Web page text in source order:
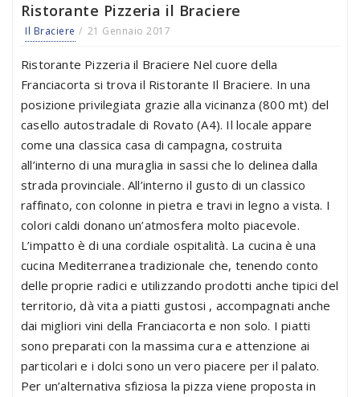
Ristorante Pizzeria il Braciere
Il Braciere 21 Gennaio 2017
Ristorante Pizzeria il Braciere Nel cuore della
Franciacorta si trova il Ristorante Il Braciere. In una
posizione privilegiata grazie alla vicinanza (800 mt) del
casello autostradale di Rovato (A4). Il locale appare
come una classica casa di campagna, costruita
all’interno di una muraglia in sassi che lo delinea dalla
strada provinciale. All’interno il gusto di un classico
raffinato, con colonne in pietra e travi in legno a vista. I
colori caldi donano un’atmosfera molto piacevole.
L’impatto è di una cordiale ospitalità. La cucina è una
cucina Mediterranea tradizionale che, tenendo conto
delle proprie radici e utilizzando prodotti anche tipici del
territorio, dà vita a piatti gustosi , accompagnati anche
dai migliori vini della Franciacorta e non solo. I piatti
sono preparati con la massima cura e attenzione ai
particolari e i dolci sono un vero piacere per il palato.
Per un’alternativa sfiziosa la pizza viene proposta in